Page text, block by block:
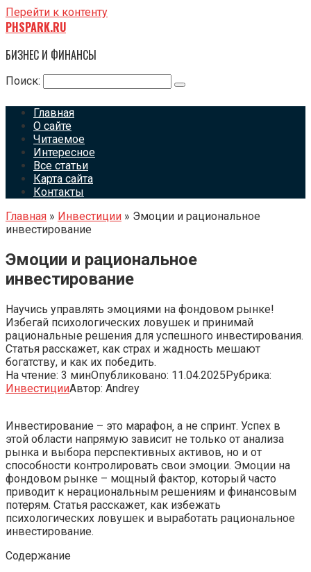
Перейти к контенту
PHSPARK.RU
БИЗНЕС И ФИНАНСЫ
Поиск:
Главная
О сайте
Читаемое
Интересное
Все статьи
Карта сайта
Контакты
Главная » Инвестиции » Эмоции и рациональное
инвестирование
Эмоции и рациональное
инвестирование
Научись управлять эмоциями на фондовом рынке!
Избегай психологических ловушек и принимай
рациональные решения для успешного инвестирования.
Статья расскажет, как страх и жадность мешают
богатству, и как их победить.
На чтение: 3 минОпубликовано: 11.04.2025Рубрика:
ИнвестицииАвтор: Andrey
Инвестирование – это марафон‚ а не спринт. Успех в
этой области напрямую зависит не только от анализа
рынка и выбора перспективных активов‚ но и от
способности контролировать свои эмоции. Эмоции на
фондовом рынке – мощный фактор‚ который часто
приводит к нерациональным решениям и финансовым
потерям. Статья расскажет‚ как избежать
психологических ловушек и выработать рациональное
инвестирование.
Содержание